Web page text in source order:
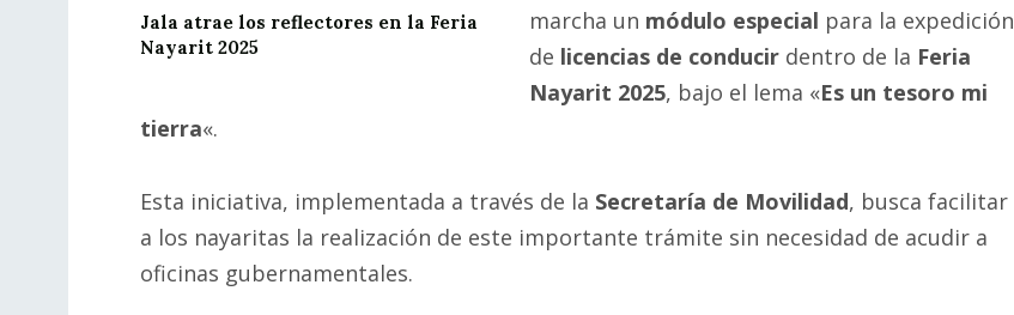
Jala atrae los reflectores en la Feria
Nayarit 2025
marcha un módulo especial para la expedición
de licencias de conducir dentro de la Feria
Nayarit 2025, bajo el lema «Es un tesoro mi
tierra«.
Esta iniciativa, implementada a través de la Secretaría de Movilidad, busca facilitar
a los nayaritas la realización de este importante trámite sin necesidad de acudir a
oficinas gubernamentales.